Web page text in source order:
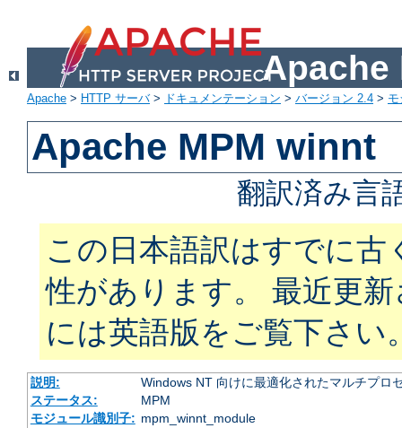
Apache
Apache > HTTP サーバ> ドキュメンテーション > バージョン 2.4 >
Apache MPM winnt
翻訳済み言
この日本語訳はすでに古
性があります。 最近更
には英語版をご覧下さい
説明:
Windows NT 向けに最適化されたマルチプロ
ステータス:
MPM
モジュール識別子: mpm_winnt_module